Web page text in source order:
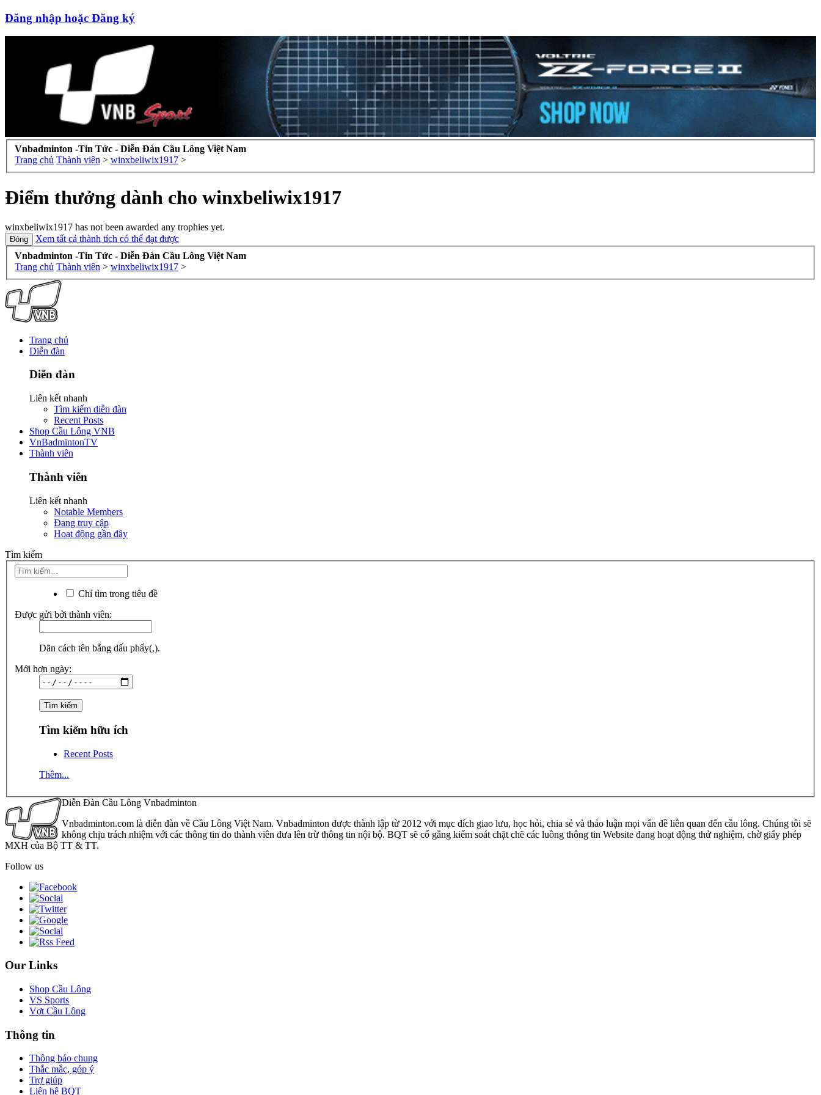
Đăng nhập hoặc Đăng ký
Vnbadminton -Tin Tức - Diễn Đàn Cầu Lông Việt Nam
Trang chủ Thành viên > winxbeliwix1917 >
Điểm thưởng dành cho winxbeliwix1917
winxbeliwix1917 has not been awarded any trophies yet.
Xem tất cả thành tích có thể đạt được
Vnbadminton -Tin Tức - Diễn Đàn Cầu Lông Việt Nam
Trang chủ Thành viên > winxbeliwix1917 >
Trang chủ
Diễn đàn
Diễn đàn
Liên kết nhanh
Tìm kiếm diễn đàn
Recent Posts
Shop Cầu Lông VNB
VnBadmintonTV
Thành viên
Thành viên
Liên kết nhanh
Notable Members
Đang truy cập
Hoạt động gần đây
Tìm kiếm
Chỉ tìm trong tiêu đề
Được gửi bởi thành viên:
Dãn cách tên bằng dấu phẩy(,).
Mới hơn ngày:
Tìm kiếm hữu ích
Recent Posts
Thêm...
Diễn Đàn Cầu Lông Vnbadminton
Vnbadminton.com là diễn đàn về Cầu Lông Việt Nam. Vnbadminton được thành lập từ 2012 với mục đích giao lưu, học hỏi, chia sẻ và thảo luận mọi vấn đề liên quan đến cầu lông. Chúng tôi sẽ
không chịu trách nhiệm với các thông tin do thành viên đưa lên trừ thông tin nội bộ. BQT sẽ cố gắng kiểm soát chặt chẽ các luồng thông tin Website đang hoạt động thử nghiệm, chờ giấy phép
MXH của Bộ TT & TT.
Follow us
Our Links
Shop Cầu Lông
VS Sports
Vợt Cầu Lông
Thông tin
Thông báo chung
Thắc mắc, góp ý
Trợ giúp
Liên hệ BQT